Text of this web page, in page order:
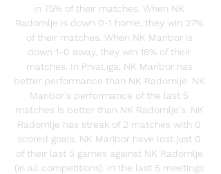
in 75% of their matches. When NK
Radomlje is down 0-1 home, they win 27%
of their matches. When NK Maribor is
down 1-0 away, they win 18% of their
matches. In PrvaLiga, NK Maribor has
better performance than NK Radomlje. NK
Maribor's performance of the last 5
matches is better than NK Radomlje's. NK
Radomlje has streak of 2 matches with 0
scored goals. NK Maribor have lost just 0
of their last 5 games against NK Radomlje
(in all competitions). In the last 5 meetings